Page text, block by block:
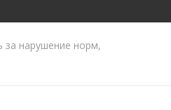
за нарушение норм,